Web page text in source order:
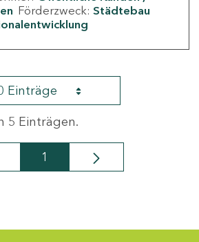
Förderzweck: Städtebau
Einträge
5 Einträgen.
Seite
1